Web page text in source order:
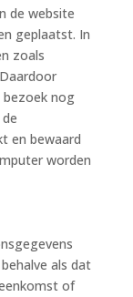
de website
geplaatst. In
zoals
bezoek nog
en bewaard
worden
als dat
of